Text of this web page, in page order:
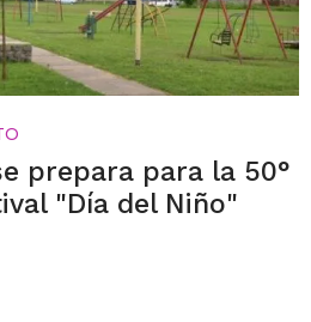
prepara para la 50°
"Día del Niño"